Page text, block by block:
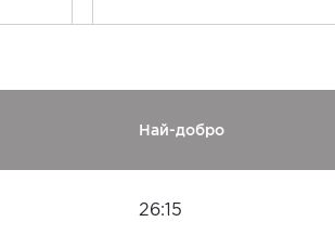
Най-добро
26:15